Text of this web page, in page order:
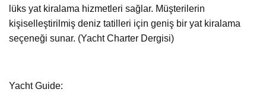
lüks yat kiralama hizmetleri sağlar. Müşterilerin
kişiselleştirilmiş deniz tatilleri için geniş bir yat kiralama
seçeneği sunar. (Yacht Charter Dergisi)
Yacht Guide: